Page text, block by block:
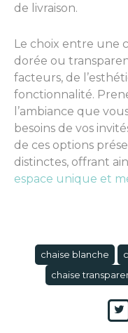
de livraison.
Le choix entre une
dorée ou
facteurs, de
fonctionnalité.
l’ambiance que
besoins de vos
de ces options
distinctes, offrant
espace unique et
chaise blanche
chaise